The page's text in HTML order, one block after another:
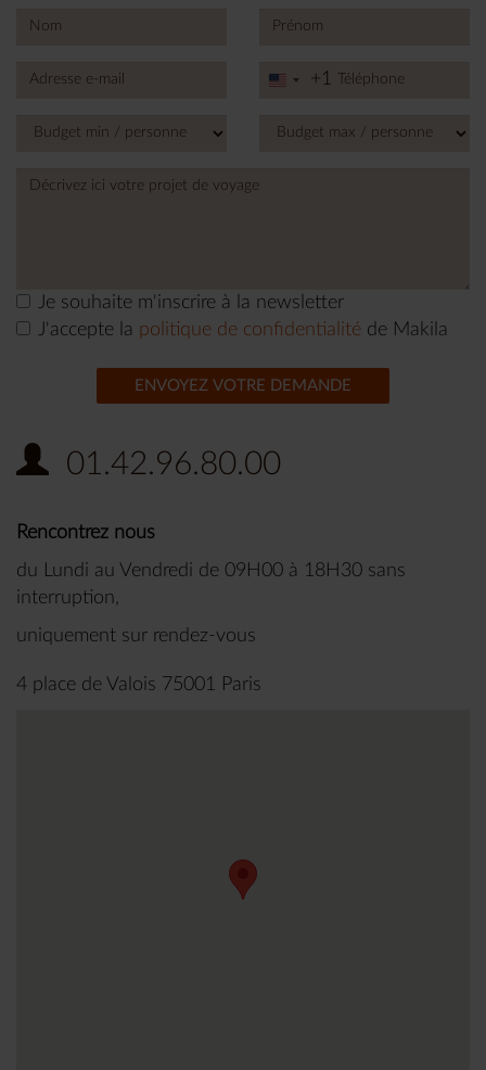
United
+1
+1
Je souhaite m'inscrire à la newsletter
J'accepte la politique de confidentialité de Makila
ENVOYEZ VOTRE DEMANDE
01.42.96.80.00
Rencontrez nous
du Lundi au Vendredi de 09H00 à 18H30 sans
interruption,
uniquement sur rendez-vous
4 place de Valois 75001 Paris